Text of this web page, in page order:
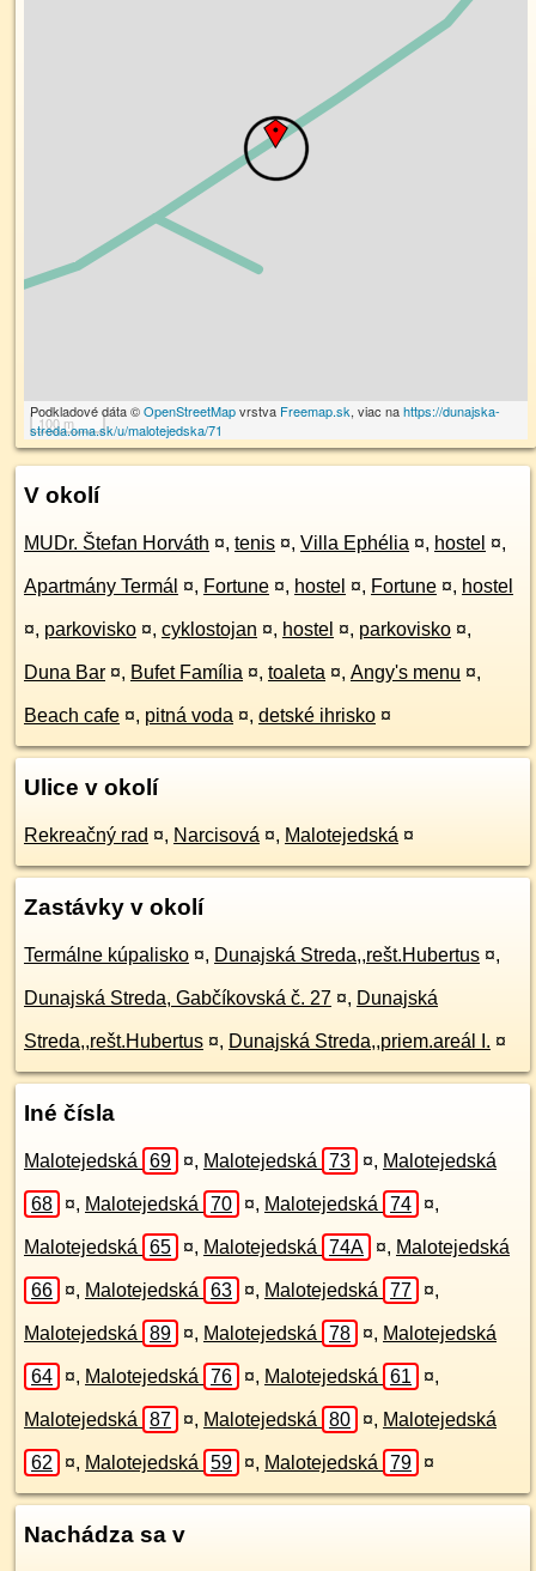
100 m
Podkladové dáta ©OpenStreetMapvrstva Freemap.sk, viac nahttps://dunajska-
streda.oma.sk/u/malotejedska/71
V okolí
MUDr. Štefan Horváth ¤, tenis ¤, Villa Ephélia ¤, hostel ¤,
Apartmány Termál ¤, Fortune ¤, hostel ¤, Fortune ¤, hostel
¤, parkovisko ¤, cyklostojan ¤, hostel ¤, parkovisko ¤,
Duna Bar ¤, Bufet Família ¤, toaleta ¤, Angy's menu ¤,
Beach cafe ¤, pitná voda ¤, detské ihrisko ¤
Ulice v okolí
Rekreačný rad ¤, Narcisová ¤, Malotejedská ¤
Zastávky v okolí
Termálne kúpalisko ¤, Dunajská Streda,,rešt.Hubertus ¤,
Dunajská Streda, Gabčíkovská č. 27 ¤, Dunajská
Streda,,rešt.Hubertus ¤, Dunajská Streda,,priem.areál I. ¤
Iné čísla
Malotejedská 69 ¤, Malotejedská 73 ¤, Malotejedská
68 ¤, Malotejedská 70 ¤, Malotejedská 74 ¤,
Malotejedská 65 ¤, Malotejedská 74A ¤, Malotejedská
66 ¤, Malotejedská 63 ¤, Malotejedská 77 ¤,
Malotejedská 89 ¤, Malotejedská 78 ¤, Malotejedská
64 ¤, Malotejedská 76 ¤, Malotejedská 61 ¤,
Malotejedská 87 ¤, Malotejedská 80 ¤, Malotejedská
62 ¤, Malotejedská 59 ¤, Malotejedská 79 ¤
Nachádza sa v